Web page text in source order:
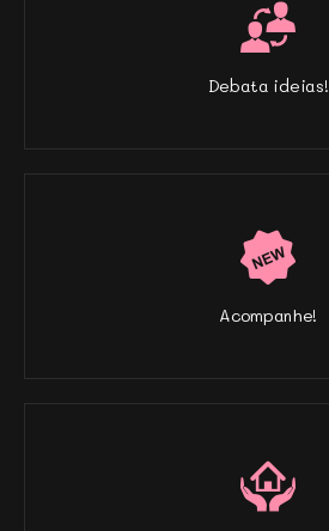
Debata ideias!
Acompanhe!